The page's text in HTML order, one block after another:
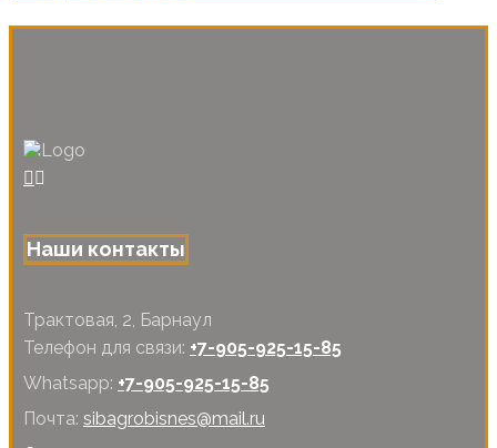
Наши контакты
Трактовая, 2, Барнаул
Телефон для связи: +7-905-925-15-85
Whatsapp: +7-905-925-15-85
Почта: sibagrobisnes@mail.ru